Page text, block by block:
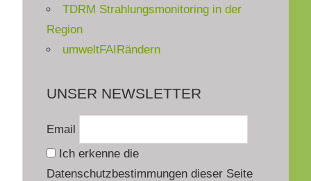
TDRM Strahlungsmonitoring in der
Region
umweltFAIRändern
UNSER NEWSLETTER
Email
Ich erkenne die
Datenschutzbestimmungen dieser Seite